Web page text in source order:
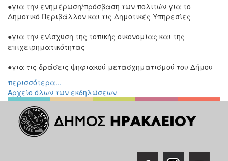
●για την ενημέρωση/πρόσβαση των πολιτών για το
Δημοτικό Περιβάλλον και τις Δημοτικές Υπηρεσίες
●για την ενίσχυση της τοπικής οικονομίας και της
επιχειρηματικότητας
●για τις δράσεις ψηφιακού μετασχηματισμού του Δήμου
περισσότερα...
Αρχείο όλων των εκδηλώσεων